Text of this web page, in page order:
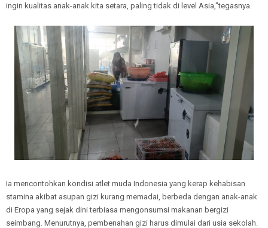
ingin kualitas anak-anak kita setara, paling tidak di level Asia,"tegasnya.
Ia mencontohkan kondisi atlet muda Indonesia yang kerap kehabisan
stamina akibat asupan gizi kurang memadai, berbeda dengan anak-anak
di Eropa yang sejak dini terbiasa mengonsumsi makanan bergizi
seimbang. Menurutnya, pembenahan gizi harus dimulai dari usia sekolah.